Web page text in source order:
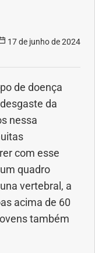
17 de junho de 2024
de doença
da
nessa
com esse
quadro
vertebral, a
acima de 60
também